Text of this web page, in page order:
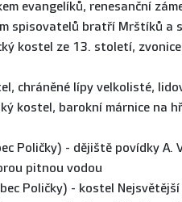
evangelíků, renesanční
spisovatelů bratří Mrštíků a
kostel ze 13. století,
chráněné lípy velkolisté,
kostel, barokní márnice na
Poličky) - dějiště povídky A.
pitnou vodou
Poličky) - kostel Nejsvětější